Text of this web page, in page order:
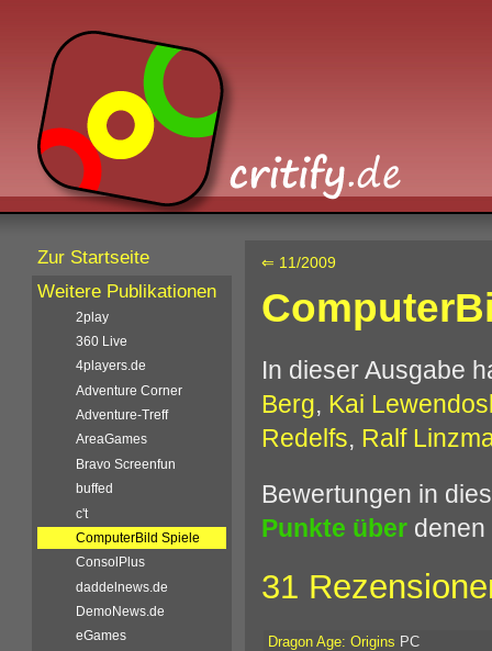
⇐ 11/2009
In dieser Ausgabe
Berg, Kai
Redelfs, Ralf
Bewertungen in
Punkte über denen
31
Dragon Age: Origins PC
Zur Startseite
Weitere Publikationen
2play
360 Live
4players.de
Adventure Corner
Adventure-Treff
AreaGames
Bravo Screenfun
buffed
c't
ComputerBild Spiele
ConsolPlus
daddelnews.de
DemoNews.de
eGames